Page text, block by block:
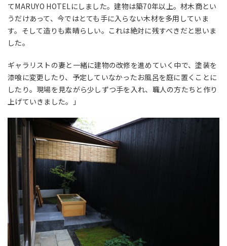
てMARUYO HOTELにしました。建物は築70年以上。材木商とい
うだけあって、今ではとても手に入らない木材を多用していま
す。そして造りも素晴らしい。これは絶対に残すべきだと思いま
した。
ギャラリストの妻と一緒に建物の改修を進めていく中で、塗装を
漆喰に変更したり、予定していなかったお風呂を庭に置くことに
したり。現場を見ながら少しずつ手を入れ、職人の方たちと作り
上げていきました。」